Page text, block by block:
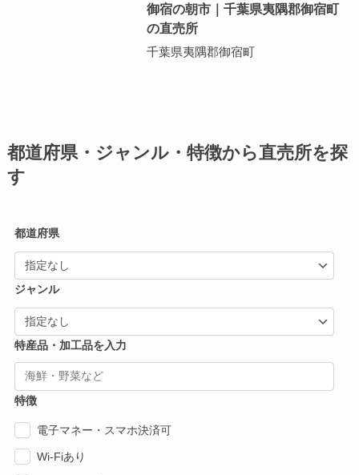
御宿の朝市｜千葉県夷隅郡御宿町
の直売所
千葉県夷隅郡御宿町
都道府県・ジャンル・特徴から直売所を探
す
都道府県
ジャンル
特産品・加工品を入力
特徴
電子マネー・スマホ決済可
Wi-Fiあり